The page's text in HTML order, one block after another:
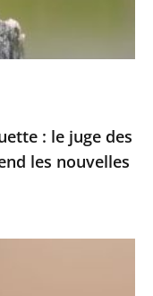
: le juge des
les nouvelles